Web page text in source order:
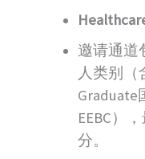
邀请通道
人类别（
Graduate
EEBC）
分。